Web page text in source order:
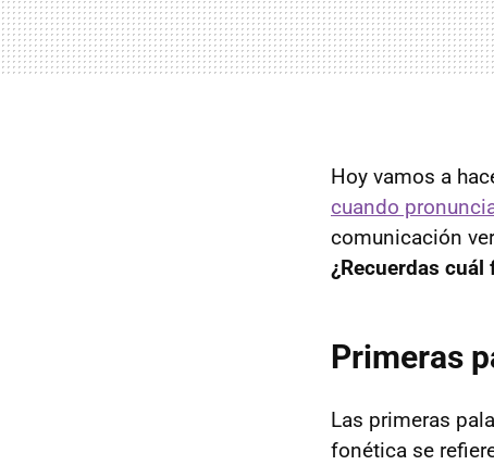
Hoy vamos a
cuando
comunicación
¿Recuerdas cuál
Primeras
Las primeras
fonética se